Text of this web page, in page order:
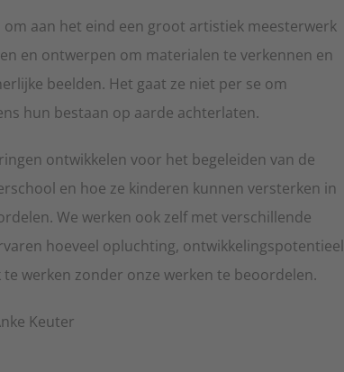
aan het eind een groot artistiek meesterwerk
en ontwerpen om materialen te verkennen en
beelden. Het gaat ze niet per se om
hun bestaan op aarde achterlaten.
ontwikkelen voor het begeleiden van de
en hoe ze kinderen kunnen versterken in
We werken ook zelf met verschillende
hoeveel opluchting, ontwikkelingspotentieel
werken zonder onze werken te beoordelen.
Keuter